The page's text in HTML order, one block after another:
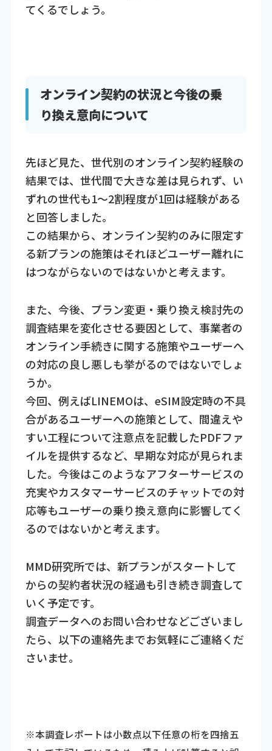
てくるでしょう。
オンライン契約の状況と今後の乗
り換え意向について
先ほど見た、世代別のオンライン契約経験の
結果では、世代間で大きな差は見られず、い
ずれの世代も1～2割程度が1回は経験がある
と回答しました。
この結果から、オンライン契約のみに限定す
る新プランの施策はそれほどユーザー離れに
はつながらないのではないかと考えます。
また、今後、プラン変更・乗り換え検討先の
調査結果を変化させる要因として、事業者の
オンライン手続きに関する施策やユーザーへ
の対応の良し悪しも挙がるのではないでしょ
うか。
今回、例えばLINEMOは、eSIM設定時の不具
合があるユーザーへの施策として、間違えや
すい工程について注意点を記載したPDFファ
イルを提供するなど、早期な対応が見られま
した。今後はこのようなアフターサービスの
充実やカスタマーサービスのチャットでの対
応等もユーザーの乗り換え意向に影響してく
るのではないかと考えます。
MMD研究所では、新プランがスタートして
からの契約者状況の経過も引き続き調査して
いく予定です。
調査データへのお問い合わせなどございまし
たら、以下の連絡先までお気軽にご連絡くだ
さいませ。
※本調査レポートは小数点以下任意の桁を四捨五